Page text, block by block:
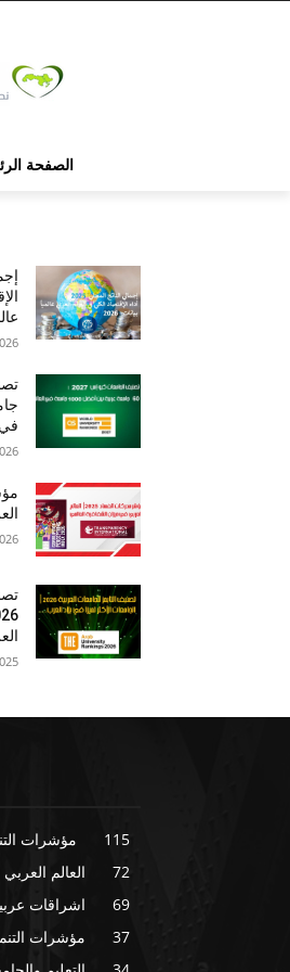
الصفحة
في
مؤشرات
115
العالم العربي
72
اشراقات
69
مؤشرات
37